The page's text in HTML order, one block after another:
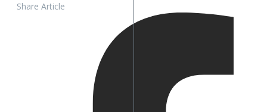
Share Article